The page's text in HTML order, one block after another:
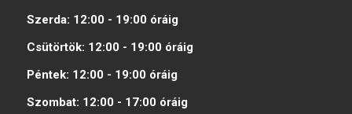
Szerda: 12:00 - 19:00 óráig
Csütörtök: 12:00 - 19:00 óráig
Péntek: 12:00 - 19:00 óráig
Szombat: 12:00 - 17:00 óráig